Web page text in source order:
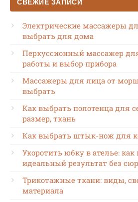
СВЕЖИЕ ЗАПИСИ
Электрические массажеры
выбрать для дома
Перкуссионный массажер
работы и выбор прибора
Массажеры для лица от
выбрать
Как выбрать полотенца для
размер, ткань
Как выбрать штык-нож для
Укоротить юбку в ателье:
идеальный результат без
Трикотажные ткани: виды,
материала